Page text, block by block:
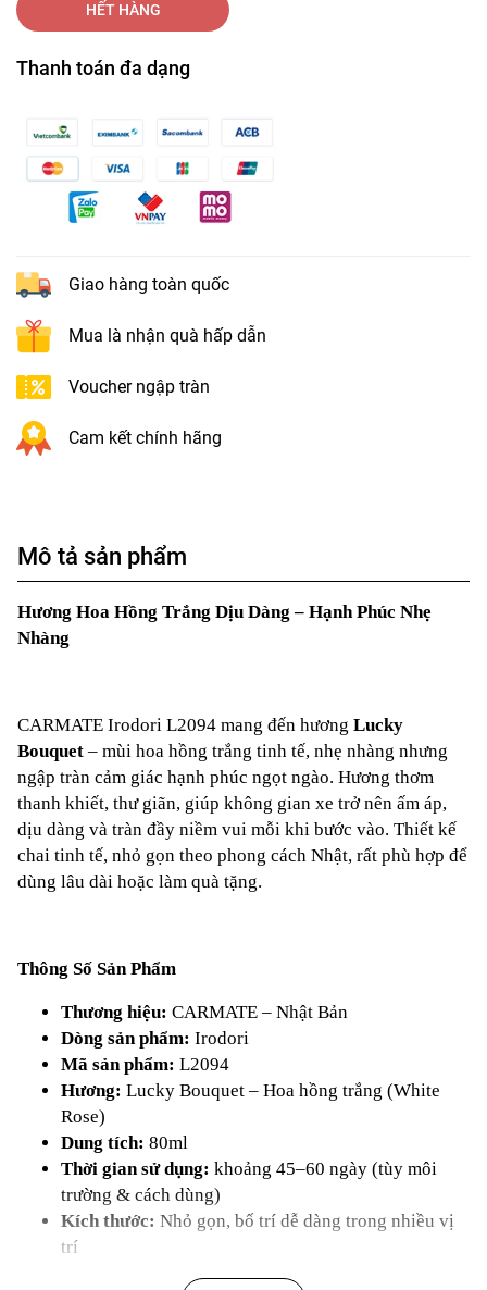
HẾT HÀNG
Thanh toán đa dạng
Giao hàng toàn quốc
Mua là nhận quà hấp dẫn
Voucher ngập tràn
Cam kết chính hãng
Mô tả sản phẩm
Hương Hoa Hồng Trắng Dịu Dàng – Hạnh Phúc Nhẹ
Nhàng
CARMATE Irodori L2094 mang đến hương Lucky
Bouquet – mùi hoa hồng trắng tinh tế, nhẹ nhàng nhưng
ngập tràn cảm giác hạnh phúc ngọt ngào. Hương thơm
thanh khiết, thư giãn, giúp không gian xe trở nên ấm áp,
dịu dàng và tràn đầy niềm vui mỗi khi bước vào. Thiết kế
chai tinh tế, nhỏ gọn theo phong cách Nhật, rất phù hợp để
dùng lâu dài hoặc làm quà tặng.
Thông Số Sản Phẩm
Thương hiệu: CARMATE – Nhật Bản
Dòng sản phẩm: Irodori
Mã sản phẩm: L2094
Hương: Lucky Bouquet – Hoa hồng trắng (White
Rose)
Dung tích: 80ml
Thời gian sử dụng: khoảng 45–60 ngày (tùy môi
trường & cách dùng)
Kích thước: Nhỏ gọn, bố trí dễ dàng trong nhiều vị
trí
Ô tô, bàn làm việc, tủ quần áo, phòng nhỏ